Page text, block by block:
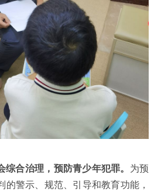
综合治理，预防青少年犯罪。 为预
的警示、规范、引导和教育功能，